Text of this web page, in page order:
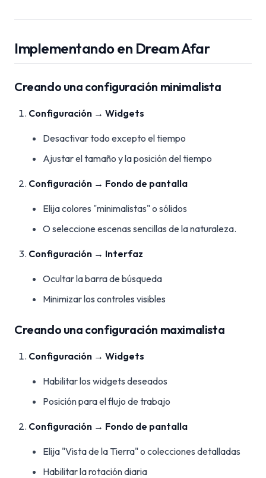
Implementando en Dream Afar
Creando una configuración minimalista
Configuración → Widgets
Desactivar todo excepto el tiempo
Ajustar el tamaño y la posición del tiempo
Configuración → Fondo de pantalla
Elija colores "minimalistas" o sólidos
O seleccione escenas sencillas de la naturaleza.
Configuración → Interfaz
Ocultar la barra de búsqueda
Minimizar los controles visibles
Creando una configuración maximalista
Configuración → Widgets
Habilitar los widgets deseados
Posición para el flujo de trabajo
Configuración → Fondo de pantalla
Elija "Vista de la Tierra" o colecciones detalladas
Habilitar la rotación diaria